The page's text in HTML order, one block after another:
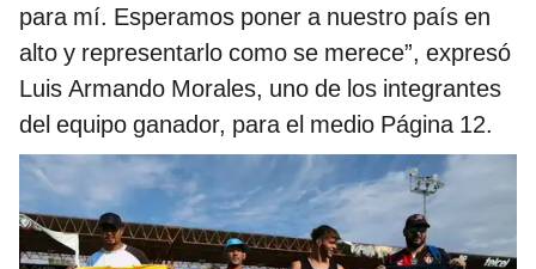
para mí. Esperamos poner a nuestro país en
alto y representarlo como se merece”, expresó
Luis Armando Morales, uno de los integrantes
del equipo ganador, para el medio Página 12.